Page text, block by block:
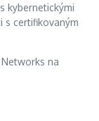
kybernetickými
s certifikovaným